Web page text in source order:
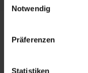
Notwendig
Präferenzen
Statistiken
Dokumente zur
am-main